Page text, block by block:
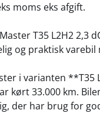
moms eks afgift.
T35 L2H2 2,3
og praktisk
i varianten **T35
kørt 33.000 km.
der har brug for